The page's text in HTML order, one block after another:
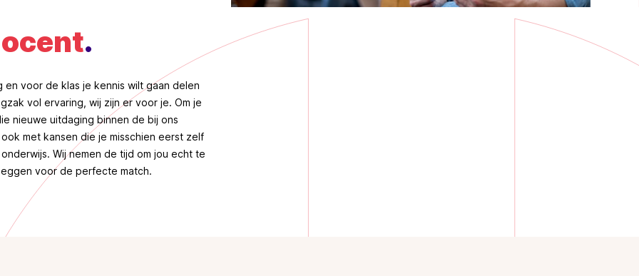
.
voor de klas je kennis wilt gaan delen
vol ervaring, wij zijn er voor je. Om je
nieuwe uitdaging binnen de bij ons
met kansen die je misschien eerst zelf
Wij nemen de tijd om jou echt te
voor de perfecte match.